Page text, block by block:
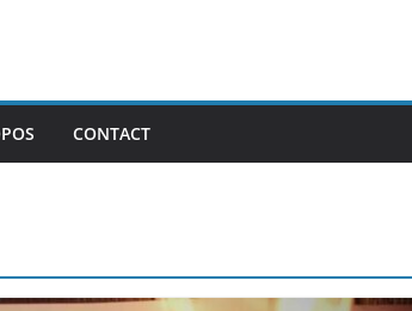
CONTACT